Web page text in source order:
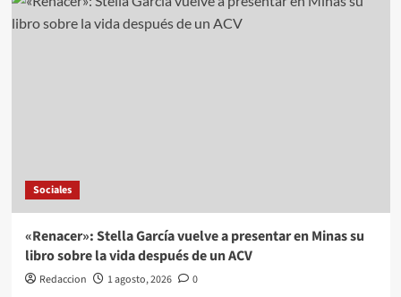
Sociales
«Renacer»: Stella García vuelve a presentar en Minas su
libro sobre la vida después de un ACV
Redaccion 1 agosto, 2026 0